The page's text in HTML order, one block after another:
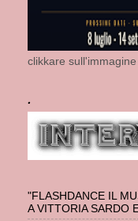
clikkare
.
"FLASHDANCE IL
A VITTORIA SARDO